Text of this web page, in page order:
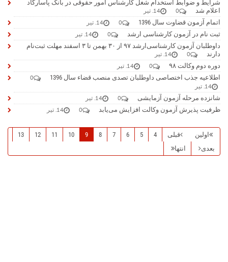
شرایط و ضوابط استخدام شغل کارشناس امور حقوقی در بانک پاسارگاد
اعلام شد
0
14. تیر
اتمام آزمون قضاوت سال 1396
0
14. تیر
ثبت نام در آزمون کارشناسی ارشد
0
14. تیر
داوطلبان آزمون کارشناسی‌ارشد ۹۷ از ۳۰ بهمن تا ۳ اسفند مهلت ثبت‌نام
دارند
0
14. تیر
دوره دوم وکالت ۹۸
0
14. تیر
اطلاعیه جذب اختصاصی داوطلبان تصدی منصب قضاء سال 1396
0
14. تیر
شانزده مرحله آزمون آزمایشی
0
14. تیر
ظرفیت پذیرش آزمون وکالت افزایش می‌یابد
0 14. تیر
اولین قبلی 4
5
6
7
8
9
10
11
12
13
بعدی
انتها